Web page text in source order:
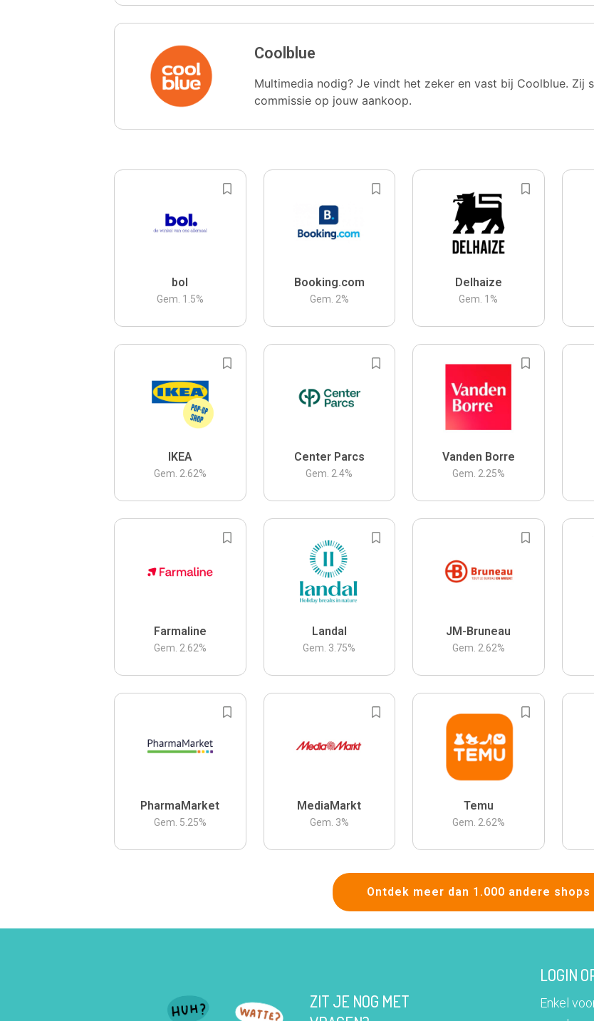
Coolblue
Multimedia nodig? Je vindt het zeker en vast bij Coolblue. Zij
commissie op jouw aankoop.
bol
Gem. 1.5%
Booking.com
Gem. 2%
Delhaize
Gem. 1 %
IKEA
Gem. 2.62%
Center Parcs
Gem. 2.4%
Vanden Borre
Gem. 2.25%
Farmaline
Gem. 2.62%
Landal
Gem. 3.75%
JM-Bruneau
Gem. 2.62%
PharmaMarket
Gem. 5.25%
MediaMarkt
Gem. 3%
Temu
Gem. 2.62%
Ontdek meer dan 1.000 andere shops
ZIT JE NOG MET
LOGIN
Enkel